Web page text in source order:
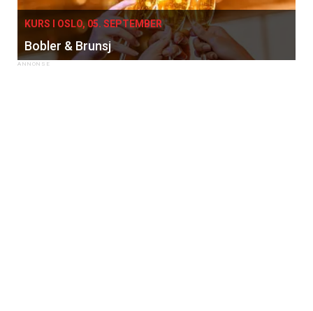
KURS I OSLO, 05. SEPTEMBER
Bobler & Brunsj